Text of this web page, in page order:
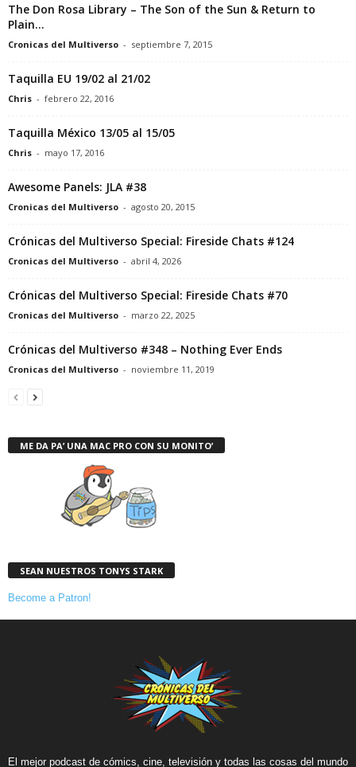
The Don Rosa Library – The Son of the Sun & Return to
Plain...
Cronicas del Multiverso - septiembre 7, 2015
Taquilla EU 19/02 al 21/02
Chris - febrero 22, 2016
Taquilla México 13/05 al 15/05
Chris - mayo 17, 2016
Awesome Panels: JLA #38
Cronicas del Multiverso - agosto 20, 2015
Crónicas del Multiverso Special: Fireside Chats #124
Cronicas del Multiverso - abril 4, 2026
Crónicas del Multiverso Special: Fireside Chats #70
Cronicas del Multiverso - marzo 22, 2025
Crónicas del Multiverso #348 – Nothing Ever Ends
Cronicas del Multiverso - noviembre 11, 2019
ME DA PA’ UNA MAC PRO CON SU MONITO’
SEAN NUESTROS TONYS STARK
Become a Patron!
El mejor podcast de cómics, cine, televisión y todas las cosas del mundo